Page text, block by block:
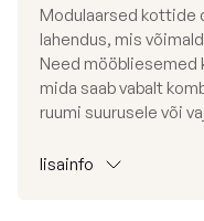
lastele
Populaarsed
kategooriad
Näita
Osta
Ettevõtetele
Miks valida
Modulaarsed kottide
lahendus, mis
Need mööbliesemed
mida saab vabalt
ruumi suurusele või
lisainfo